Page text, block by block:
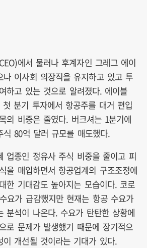
에서 물러나 후계자인 그레그 에이
나 이사회 의장직을 유지하고 있고 투
하고 있는 것으로 알려졌다. 에이블
분기 투자에서 항공주를 대거 편입
의 비중은 줄였다. 버크셔는 1분기에
식 80억 달러 규모를 매도했다.
업종인 정유사 주식 비중을 줄이고 피
을 매입하면서 항공업계의 구조조정에
한 기대감도 높아지는 모습이다. 코로
요가 급감했지만 현재는 항공 수요가
분석이 나온다. 수요가 탄탄한 상황에
로 문제가 발생했기 때문에 장기적으
이 개선될 것이라는 기대가 있다.